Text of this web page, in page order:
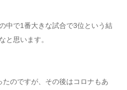
中で1番大きな試合で3位という結
と思います。
のですが、その後はコロナもあ